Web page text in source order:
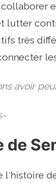
lutter
très
avoir
de
l'histoire